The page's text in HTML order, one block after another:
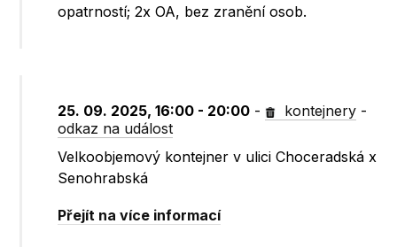
opatrností; 2x OA, bez zranění osob.
25. 09. 2025, 16:00 - 20:00 - kontejnery -
odkaz na událost
Velkoobjemový kontejner v ulici Choceradská x
Senohrabská
Přejít na více informací